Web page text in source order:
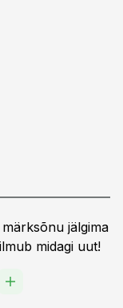
jälgima
midagi uut!